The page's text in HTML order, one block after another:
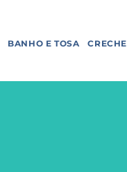
BANHO E TOSA CRECHE